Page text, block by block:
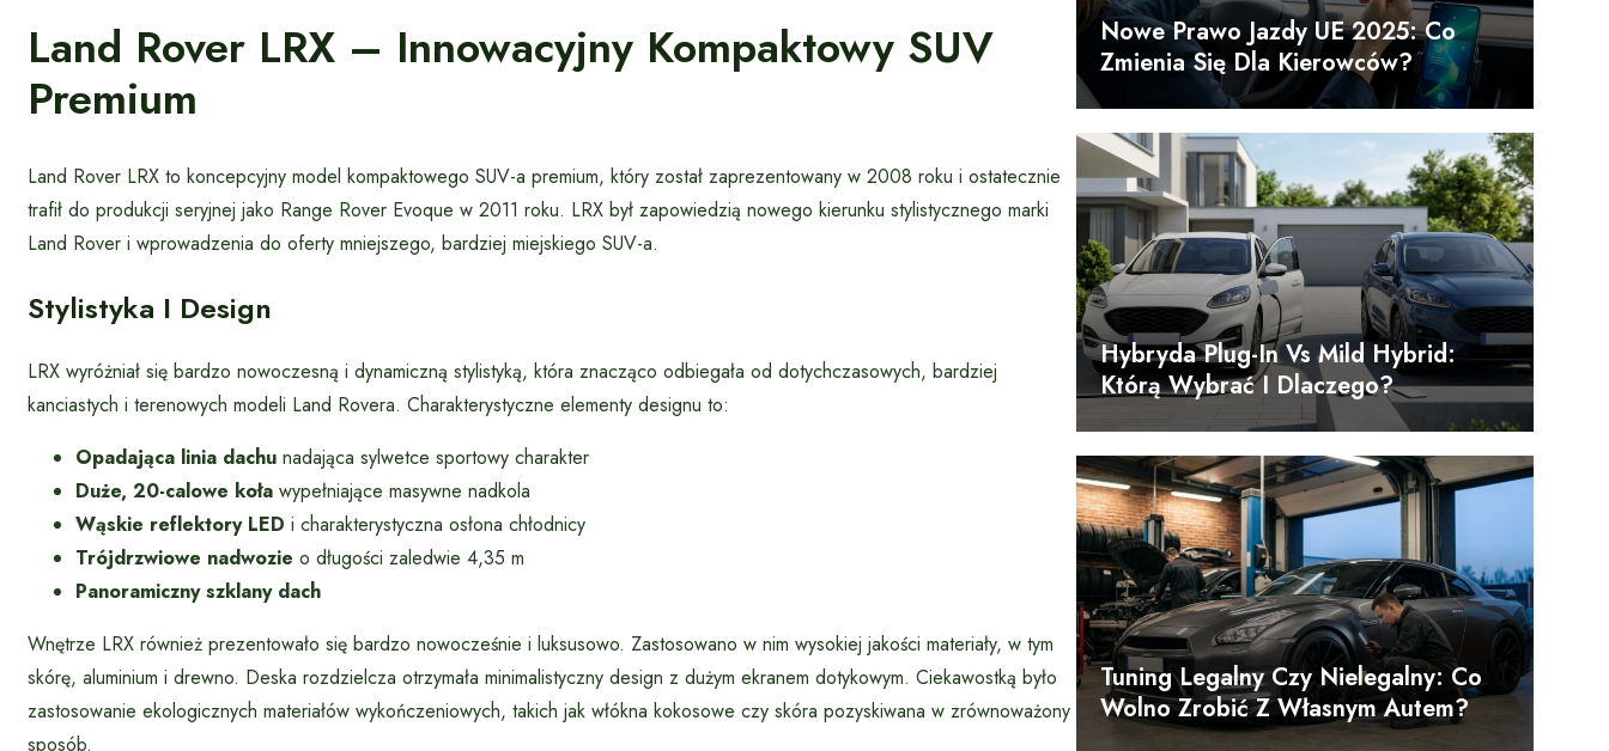
Land Rover LRX – Innowacyjny Kompaktowy SUV
Premium
Land Rover LRX to koncepcyjny model kompaktowego SUV-a premium, który został zaprezentowany w 2008 roku i ostatecznie
trafił do produkcji seryjnej jako Range Rover Evoque w 2011 roku. LRX był zapowiedzią nowego kierunku stylistycznego marki
Land Rover i wprowadzenia do oferty mniejszego, bardziej miejskiego SUV-a.
Stylistyka I Design
LRX wyróżniał się bardzo nowoczesną i dynamiczną stylistyką, która znacząco odbiegała od dotychczasowych, bardziej
kanciastych i terenowych modeli Land Rovera. Charakterystyczne elementy designu to:
Opadająca linia dachu nadająca sylwetce sportowy charakter
Duże, 20-calowe koła wypełniające masywne nadkola
Wąskie reflektory LED i charakterystyczna osłona chłodnicy
Trójdrzwiowe nadwozie o długości zaledwie 4,35 m
Panoramiczny szklany dach
Wnętrze LRX również prezentowało się bardzo nowocześnie i luksusowo. Zastosowano w nim wysokiej jakości materiały, w tym
skórę, aluminium i drewno. Deska rozdzielcza otrzymała minimalistyczny design z dużym ekranem dotykowym. Ciekawostką było
zastosowanie ekologicznych materiałów wykończeniowych, takich jak włókna kokosowe czy skóra pozyskiwana w zrównoważony
sposób.
Nowe Prawo Jazdy UE 2025: Co
Zmienia Się Dla Kierowców?
Hybryda Plug-In Vs Mild Hybrid:
Którą Wybrać I Dlaczego?
Tuning Legalny Czy Nielegalny: Co
Wolno Zrobić Z Własnym Autem?